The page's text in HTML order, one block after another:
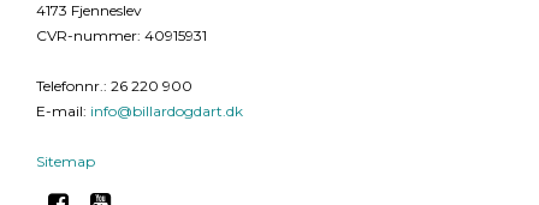
4173 Fjenneslev
CVR-nummer: 40915931
Telefonnr.: 26 220 900
E-mail: info@billardogdart.dk
Sitemap